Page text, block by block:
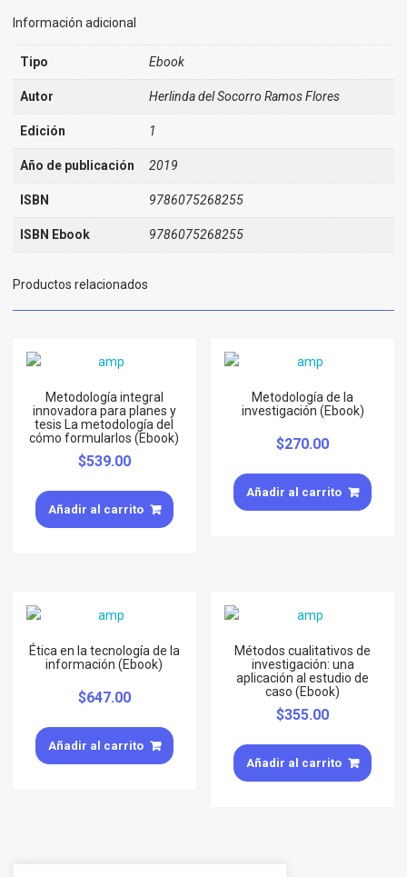
Información adicional
Tipo Ebook
Autor Herlinda del Socorro Ramos Flores
Edición 1
Año de publicación 2019
ISBN 9786075268255
ISBN Ebook 9786075268255
Productos relacionados
Metodología integral
innovadora para planes y
tesis La metodología del
cómo formularlos (Ebook)
$539.00
Añadir al carrito
Metodología de la
investigación (Ebook)
$270.00
Añadir al carrito
Ética en la tecnología de la
información (Ebook)
$647.00
Añadir al carrito
Métodos cualitativos de
investigación: una
aplicación al estudio de
caso (Ebook)
$355.00
Añadir al carrito